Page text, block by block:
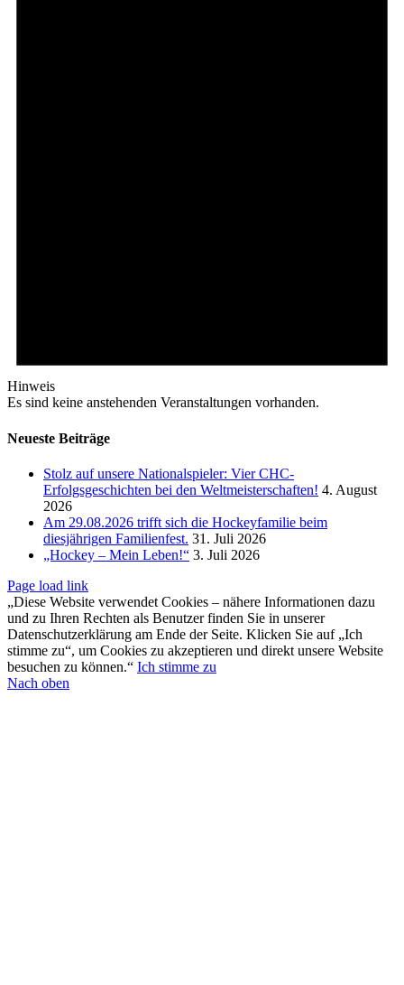
Hinweis
Es sind keine anstehenden Veranstaltungen vorhanden.
Neueste Beiträge
Stolz auf unsere Nationalspieler: Vier CHC-
Erfolgsgeschichten bei den Weltmeisterschaften! 4. August
2026
Am 29.08.2026 trifft sich die Hockeyfamilie beim
diesjährigen Familienfest. 31. Juli 2026
„Hockey – Mein Leben!“ 3. Juli 2026
Page load link
„Diese Website verwendet Cookies – nähere Informationen dazu
und zu Ihren Rechten als Benutzer finden Sie in unserer
Datenschutzerklärung am Ende der Seite. Klicken Sie auf „Ich
stimme zu“, um Cookies zu akzeptieren und direkt unsere Website
besuchen zu können.“ Ich stimme zu
Nach oben